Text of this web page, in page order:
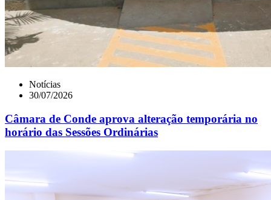
Notícias
30/07/2026
Câmara de Conde aprova alteração temporária no
horário das Sessões Ordinárias